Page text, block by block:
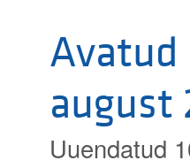
Avatud
august
Uuendatud